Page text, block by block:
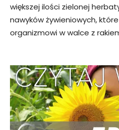
większej ilości zielonej
nawyków żywieniowych,
organizmowi w walce z